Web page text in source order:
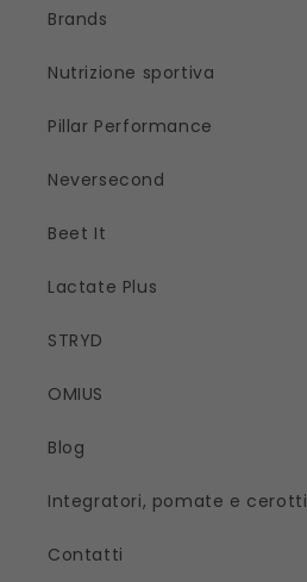
Brands
Nutrizione sportiva
Pillar Performance
Neversecond
Beet It
Lactate Plus
STRYD
OMIUS
Blog
Integratori, pomate e cerotti
Contatti